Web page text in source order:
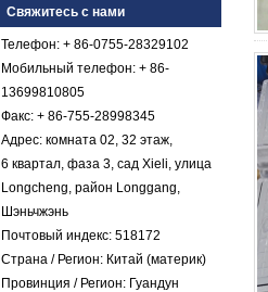
Свяжитесь с нами
Телефон: + 86-0755-28329102
Мобильный телефон: + 86-
13699810805
Факс: + 86-755-28998345
Адрес: комната 02, 32 этаж,
6 квартал, фаза 3, сад Xieli, улица
Longcheng, район Longgang,
Шэньчжэнь
Почтовый индекс: 518172
Страна / Регион: Китай (материк)
Провинция / Регион: Гуандун
покрытием из
стеклопластика с
армированным
пластиком FRP
коническим
армированным
пластиком FRP
Галечный лист
Белый Черный RV
Наружные
изолированные
GRP панели FRP